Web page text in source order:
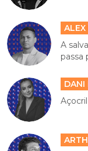
A
passa
DANI